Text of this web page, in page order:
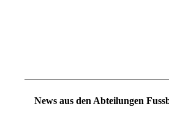
News aus den Abteilungen